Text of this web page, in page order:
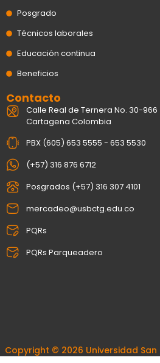
Posgrado
Técnicos laborales
Educación continua
Beneficios
Contacto
Calle Real de Ternera No. 30-966
Cartagena Colombia
PBX (605) 653 5555 - 653 5530
(+57) 316 876 6712
Posgrados (+57) 316 307 4101
mercadeo@usbctg.edu.co
PQRs
PQRs Parqueadero
Copyright © 2026 Universidad